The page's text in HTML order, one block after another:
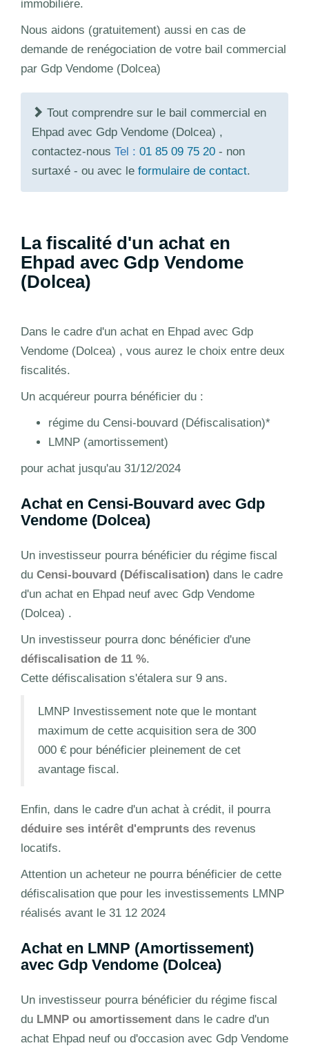
immobilière.
Nous aidons (gratuitement) aussi en cas de
demande de renégociation de votre bail commercial
par Gdp Vendome (Dolcea)
Tout comprendre sur le bail commercial en
Ehpad avec Gdp Vendome (Dolcea) ,
contactez-nous Tel : 01 85 09 75 20 - non
surtaxé - ou avec le formulaire de contact.
La fiscalité d'un achat en
Ehpad avec Gdp Vendome
(Dolcea)
Dans le cadre d'un achat en Ehpad avec Gdp
Vendome (Dolcea) , vous aurez le choix entre deux
fiscalités.
Un acquéreur pourra bénéficier du :
régime du Censi-bouvard (Défiscalisation)*
LMNP (amortissement)
pour achat jusqu'au 31/12/2024
Achat en Censi-Bouvard avec Gdp
Vendome (Dolcea)
Un investisseur pourra bénéficier du régime fiscal
du Censi-bouvard (Défiscalisation) dans le cadre
d'un achat en Ehpad neuf avec Gdp Vendome
(Dolcea) .
Un investisseur pourra donc bénéficier d'une
défiscalisation de 11 %.
Cette défiscalisation s'étalera sur 9 ans.
LMNP Investissement note que le montant
maximum de cette acquisition sera de 300
000 € pour bénéficier pleinement de cet
avantage fiscal.
Enfin, dans le cadre d'un achat à crédit, il pourra
déduire ses intérêt d'emprunts des revenus
locatifs.
Attention un acheteur ne pourra bénéficier de cette
défiscalisation que pour les investissements LMNP
réalisés avant le 31 12 2024
Achat en LMNP (Amortissement)
avec Gdp Vendome (Dolcea)
Un investisseur pourra bénéficier du régime fiscal
du LMNP ou amortissement dans le cadre d'un
achat Ehpad neuf ou d'occasion avec Gdp Vendome